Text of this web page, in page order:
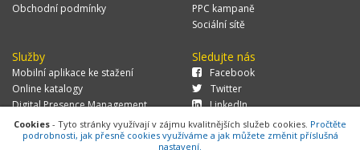
Obchodní podmínky
PPC kampaně
Sociální sítě
Služby
Mobilní aplikace ke stažení
Online katalogy
Digital Presence Management
Více zákazníků
Sledujte nás
Facebook
Twitter
LinkedIn
Cookies - Tyto stránky využívají v zájmu kvalitnějších služeb cookies. Pročtěte
podrobnosti, jak přesně cookies využíváme a jak můžete změnit příslušná
nastavení.